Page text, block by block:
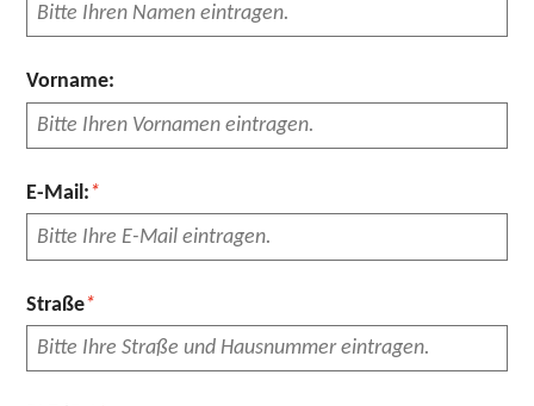
Vorname:
Pflichtfeld
E-Mail:*
Pflichtfeld
Straße*